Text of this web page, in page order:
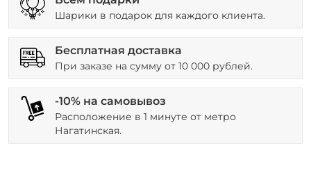
Шарики в подарок для каждого клиента.
Бесплатная доставка
При заказе на сумму от 10 000 рублей.
-10% на самовывоз
Расположение в 1 минуте от метро
Нагатинская.